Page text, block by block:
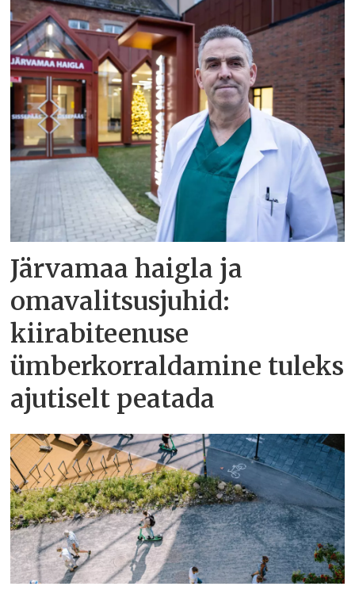
Järvamaa haigla ja
omavalitsusjuhid:
kiirabiteenuse
ümberkorraldamine tuleks
ajutiselt peatada